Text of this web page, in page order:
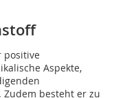
positive
Aspekte,
Zudem besteht er zu